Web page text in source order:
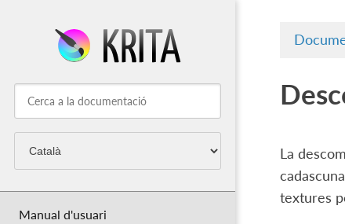
Manual d'usuari
La
textures